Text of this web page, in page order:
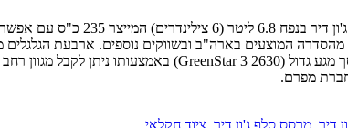
המוצעים בארה"ב ובשווקים נוספים. ארבעת הגלגלים
חברת מפרם.